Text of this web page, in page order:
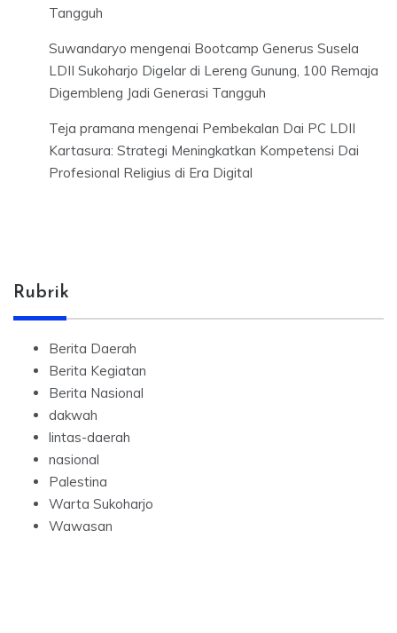
Tangguh
Suwandaryo mengenai Bootcamp Generus Susela
LDII Sukoharjo Digelar di Lereng Gunung, 100 Remaja
Digembleng Jadi Generasi Tangguh
Teja pramana mengenai Pembekalan Dai PC LDII
Kartasura: Strategi Meningkatkan Kompetensi Dai
Profesional Religius di Era Digital
Rubrik
Berita Daerah
Berita Kegiatan
Berita Nasional
dakwah
lintas-daerah
nasional
Palestina
Warta Sukoharjo
Wawasan